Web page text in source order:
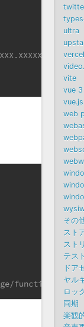
\
functions/
ultra
vercel
vite
vue 3
vue.js
web
その
スト
スト
テスト
ドア
ヤル
ロッ
同期
楽観